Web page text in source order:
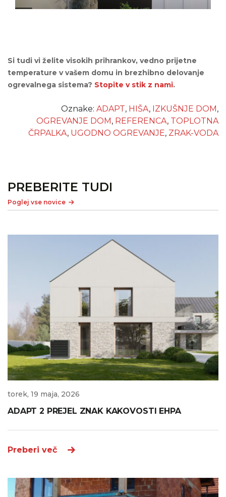
Si tudi vi želite visokih prihrankov, vedno prijetne
temperature v vašem domu in brezhibno delovanje
ogrevalnega sistema? Stopite v stik z nami.
Oznake: ADAPT, HIŠA, IZKUŠNJE DOM,
OGREVANJE DOM, REFERENCA, TOPLOTNA
ČRPALKA, UGODNO OGREVANJE, ZRAK-VODA
PREBERITE TUDI
Poglej vse novice
torek, 19 maja, 2026
ADAPT 2 PREJEL ZNAK KAKOVOSTI EHPA
Preberi več